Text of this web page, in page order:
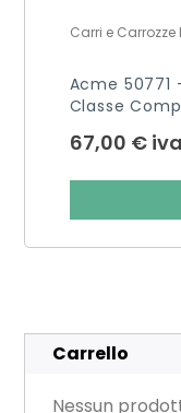
Carri e Carrozze
Acme 50771
Classe
67,00 €
Carrello
Nessun